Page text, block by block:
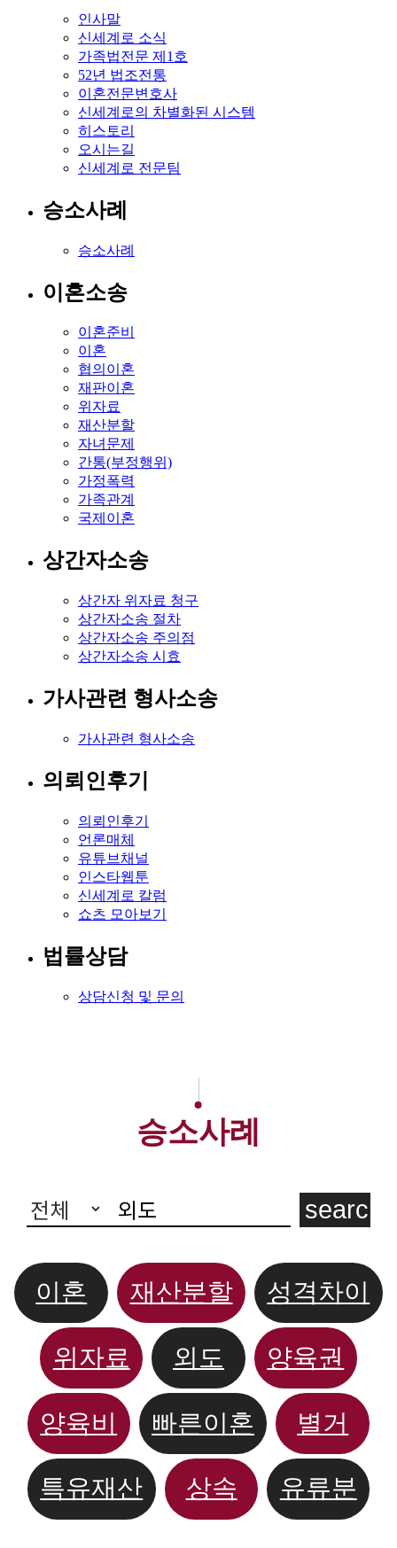
인사말
신세계로 소식
가족법전문 제1호
52년 법조전통
이혼전문변호사
신세계로의 차별화된 시스템
히스토리
오시는길
신세계로 전문팀
승소사례
승소사례
이혼소송
이혼준비
이혼
협의이혼
재판이혼
위자료
재산분할
자녀문제
간통(부정행위)
가정폭력
가족관계
국제이혼
상간자소송
상간자 위자료 청구
상간자소송 절차
상간자소송 주의점
상간자소송 시효
가사관련 형사소송
가사관련 형사소송
의뢰인후기
의뢰인후기
언론매체
유튜브채널
인스타웹툰
신세계로 칼럼
쇼츠 모아보기
법률상담
상담신청 및 문의
승소사례
이혼 재산분할 성격차이
위자료 외도 양육권
양육비 빠른이혼 별거
특유재산 상속 유류분